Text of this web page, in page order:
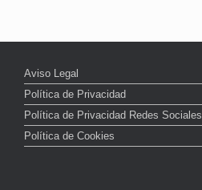
Aviso Legal
Política de Privacidad
Política de Privacidad Redes Sociales
Política de Cookies